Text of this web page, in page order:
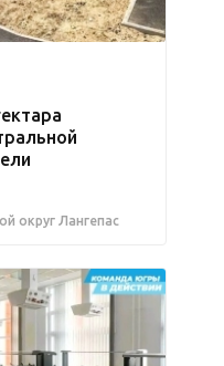
округ Лангепас